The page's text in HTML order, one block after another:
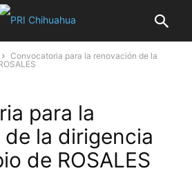
Convocatoria para la renovación de la
para la
la dirigencia
de ROSALES